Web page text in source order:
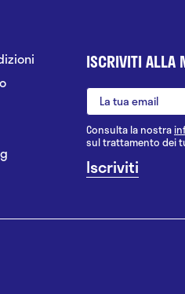
ISCRIVITI ALLA
Consulta la nostra
sul trattamento dei